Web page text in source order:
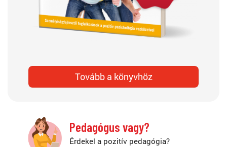
Tovább a könyvhöz
Pedagógus vagy?
Érdekel a pozitív pedagógia?